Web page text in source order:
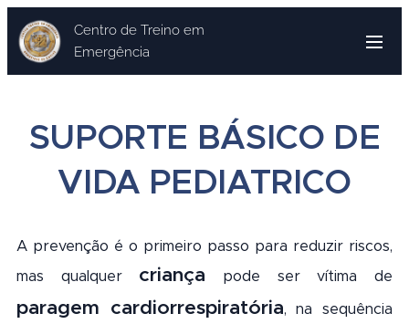
Centro de Treino em
Emergência
SUPORTE BÁSICO DE
VIDA PEDIATRICO
A prevenção é o primeiro passo para reduzir riscos,
mas qualquer criança pode ser vítima de
paragem cardiorrespiratória, na sequência